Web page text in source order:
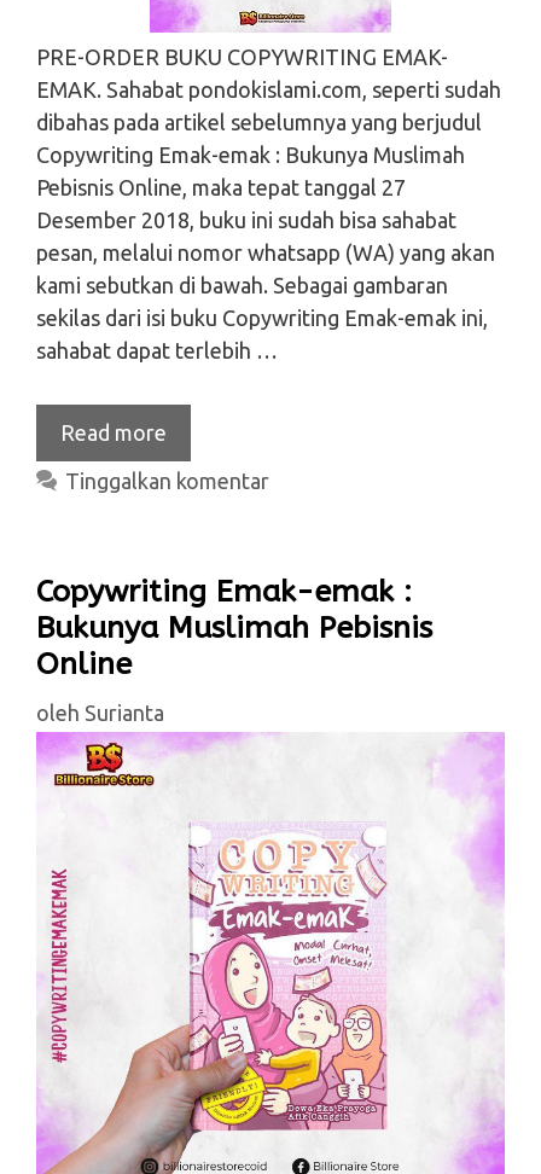
PRE-ORDER BUKU COPYWRITING EMAK-
EMAK. Sahabat pondokislami.com, seperti sudah
dibahas pada artikel sebelumnya yang berjudul
Copywriting Emak-emak : Bukunya Muslimah
Pebisnis Online, maka tepat tanggal 27
Desember 2018, buku ini sudah bisa sahabat
pesan, melalui nomor whatsapp (WA) yang akan
kami sebutkan di bawah. Sebagai gambaran
sekilas dari isi buku Copywriting Emak-emak ini,
sahabat dapat terlebih …
Read more
Tinggalkan komentar
Copywriting Emak-emak :
Bukunya Muslimah Pebisnis
Online
oleh Surianta